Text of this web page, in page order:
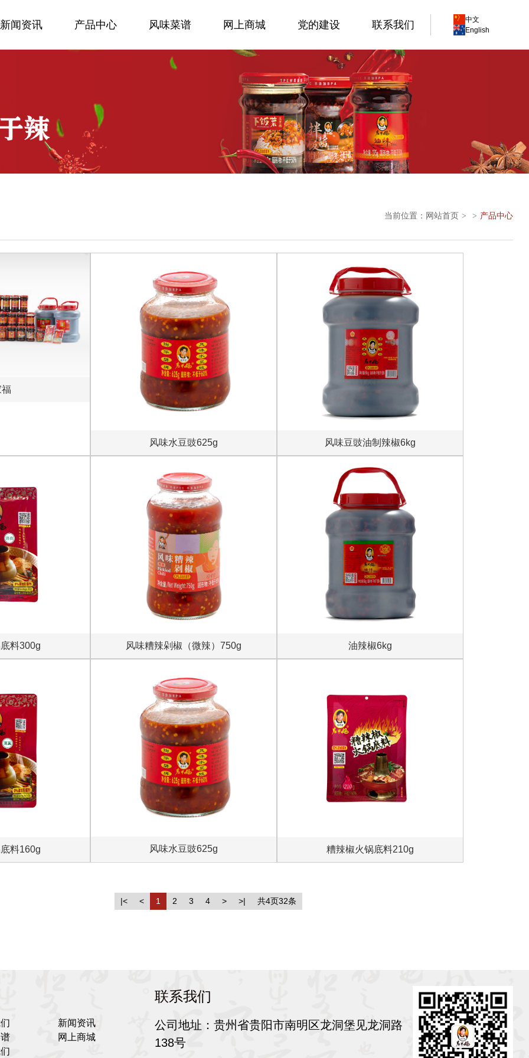
新闻资讯 产品中心 风味菜谱 网上商城 党的建设 联系我们
中文
English
当前位置： 网站首页 > > 产品中心
风味水豆豉625g 风味豆豉油制辣椒6kg
料300g 风味糟辣剁椒（微辣）750g 油辣椒6kg
料160g 风味水豆豉625g 糟辣椒火锅底料210g
|< < 1 2 3 4 > >| 共4页32条
新闻资讯
网上商城
联系我们
公司地址：贵州省贵阳市南明区龙洞堡见龙洞路
138号